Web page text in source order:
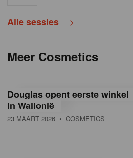
Alle sessies
Meer Cosmetics
Douglas opent eerste winkel
in Wallonië
23 MAART 2026 • COSMETICS